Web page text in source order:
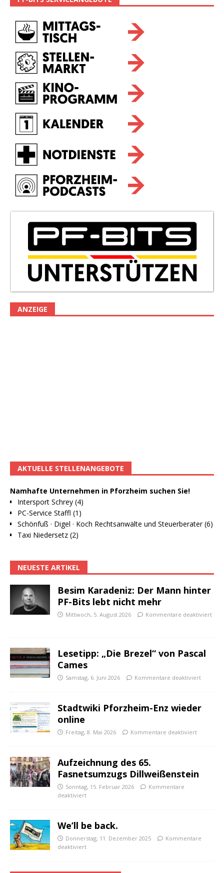
ANZEIGE
AKTUELLE STELLENANGEBOTE
Namhafte Unternehmen in Pforzheim suchen Sie!
Intersport Schrey (4)
PC-Service Staffl (1)
Schönfuß · Digel · Koch Rechtsanwälte und Steuerberater (6)
Taxi Niedersetz (2)
NEUESTE ARTIKEL
Besim Karadeniz: Der Mann hinter
PF-Bits lebt nicht mehr
Mittwoch, 5. August 2026 Kommentare deaktiviert
Lesetipp: „Die Brezel“ von Pascal
Cames
Samstag, 6. Juni 2026 Kommentare deaktiviert
Stadtwiki Pforzheim-Enz wieder
online
Freitag, 8. Mai 2026 Kommentare deaktiviert
Aufzeichnung des 65.
Fasnetsumzugs Dillweißenstein
Sonntag, 15. Februar 2026
Kommentare
deaktiviert
We’ll be back.
Donnerstag, 11. Dezember 2025
Kommentare
deaktiviert